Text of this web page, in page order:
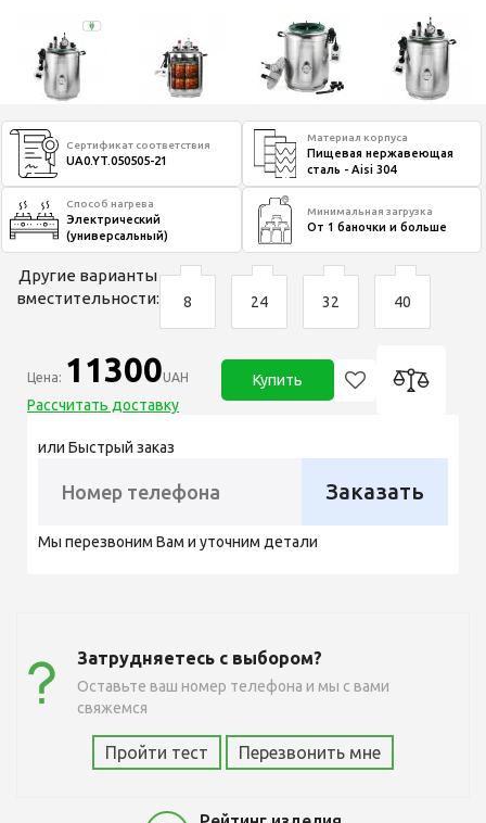
Сертификат соответствия
UA0.YT.050505-21
Материал корпуса
Пищевая нержавеющая
сталь - Aisi 304
Способ нагрева
Электрический
(универсальный)
Минимальная загрузка
От 1 баночки и больше
Другие варианты
вместительности:
8 24 32 40
Цена: 11300UAH
Рассчитать доставку
Купить
или Быстрый заказ
Заказать
Мы перезвоним Вам и уточним детали
Затрудняетесь с выбором?
Оставьте ваш номер телефона и мы с вами
свяжемся
Пройти тест Перезвонить мне